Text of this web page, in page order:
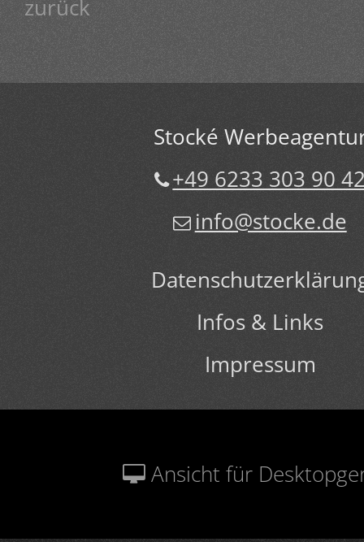
zurück
Stocké
+49 6233 303 90
info@stocke.de
Infos & Links
Impressum
Ansicht für